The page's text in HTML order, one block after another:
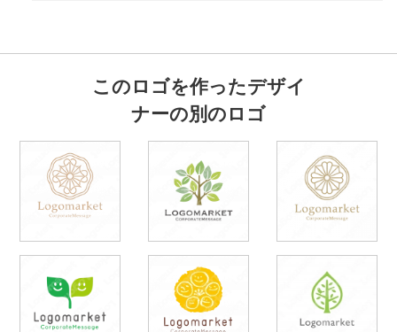
このロゴを作ったデザイ
ナーの別のロゴ